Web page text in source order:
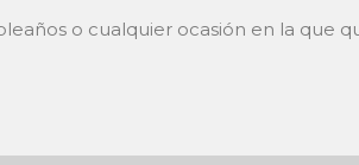
o cualquier ocasión en la que